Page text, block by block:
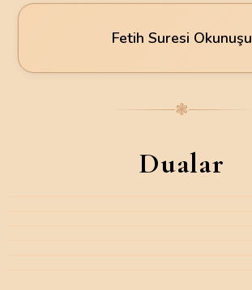
Fetih Suresi Okunuşu
❃
Dualar